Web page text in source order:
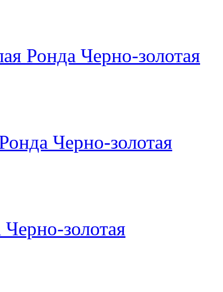
Ронда Черно-золотая
Черно-золотая
золотая